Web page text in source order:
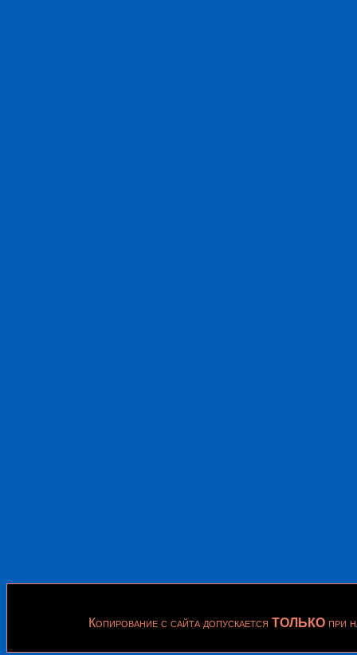
Копирование с сайта допускается ТОЛЬКО при